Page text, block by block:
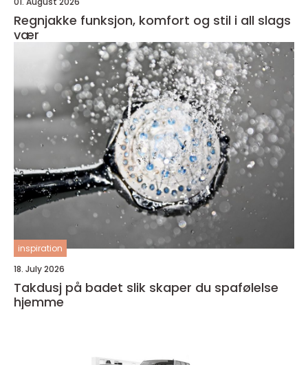
Regnjakke funksjon, komfort og stil i all slags
vær
inspiration
18. July 2026
Takdusj på badet slik skaper du spafølelse
hjemme